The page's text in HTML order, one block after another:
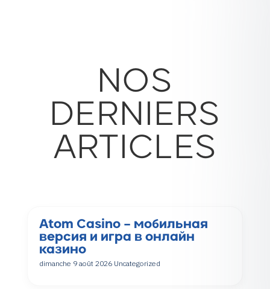
NOS
DERNIERS
ARTICLES
Atom Casino – мобильная
версия и игра в онлайн
казино
dimanche 9 août 2026 Uncategorized